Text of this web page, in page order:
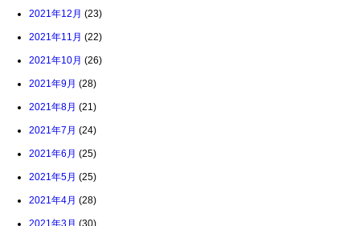
2021年12月 (23)
2021年11月 (22)
2021年10月 (26)
2021年9月 (28)
2021年8月 (21)
2021年7月 (24)
2021年6月 (25)
2021年5月 (25)
2021年4月 (28)
2021年3月 (30)